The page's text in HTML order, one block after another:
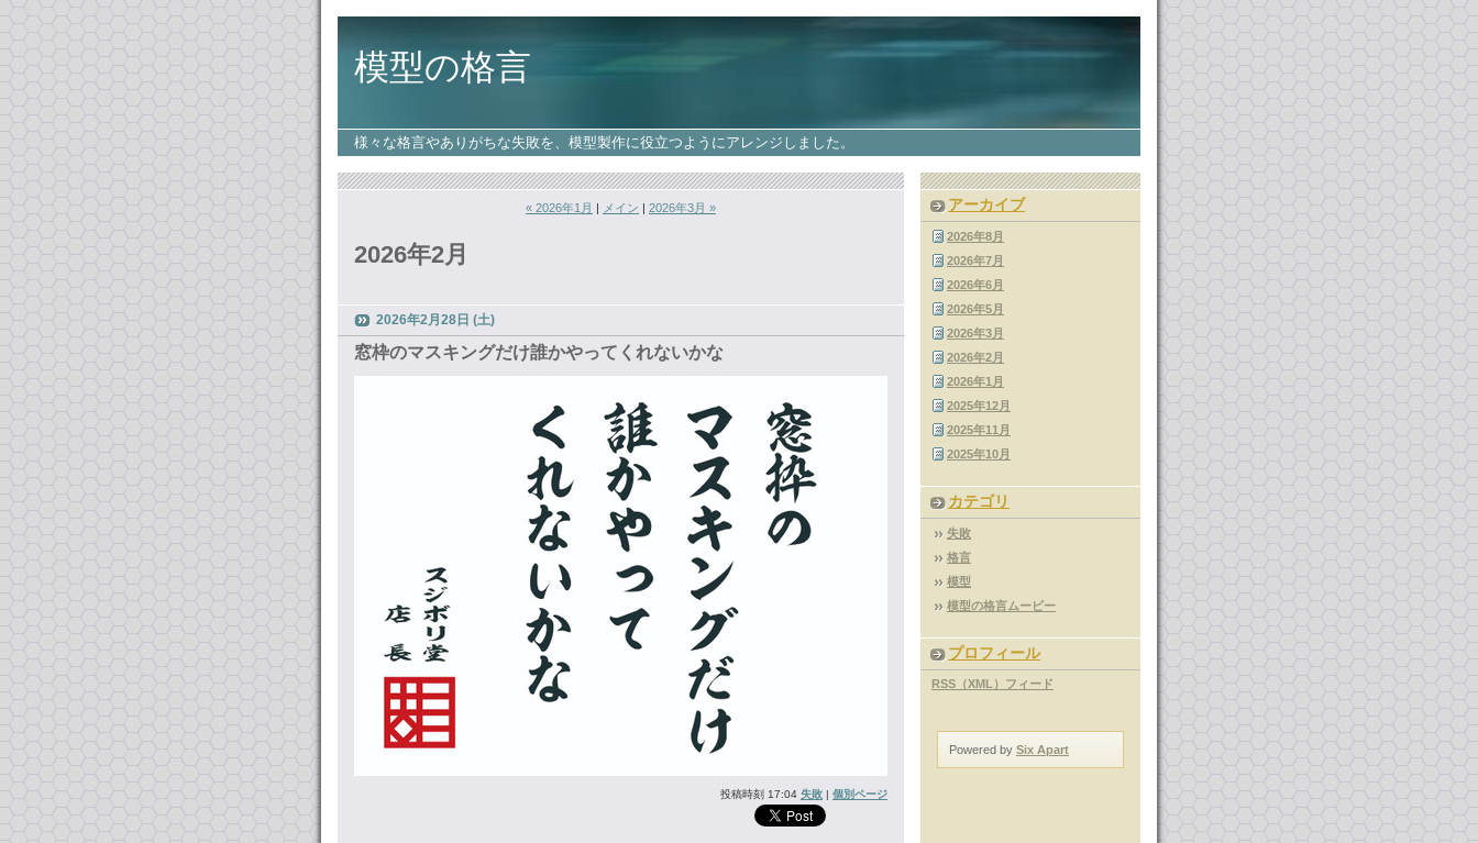
模型の格言
様々な格言やありがちな失敗を、模型製作に役立つようにアレンジしました。
« 2026年1月 | メイン | 2026年3月 »
2026年2月
2026年2月28日 (土)
窓枠のマスキングだけ誰かやってくれないかな
投稿時刻 17:04 失敗 | 個別ページ
アーカイブ
2026年8月
2026年7月
2026年6月
2026年5月
2026年3月
2026年2月
2026年1月
2025年12月
2025年11月
2025年10月
カテゴリ
失敗
格言
模型
模型の格言ムービー
プロフィール
RSS（XML）フィード
Powered by Six Apart